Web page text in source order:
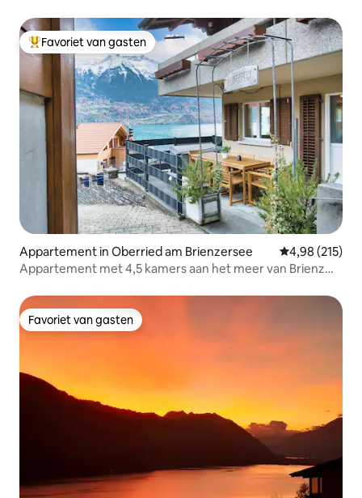
Topfavoriet van gasten
Favoriet van gasten
Appartement in Oberried am Brienzersee Gemiddelde
4,98 (215)
Appartement met 4,5 kamers aan het meer van Brienz
Favoriet van gasten
Favoriet van gasten